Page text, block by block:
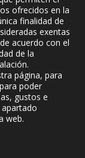
S.L.
ofrecidos en la
finalidad de
exentas
acuerdo con el
de la
página, para
poder
gustos e
web.